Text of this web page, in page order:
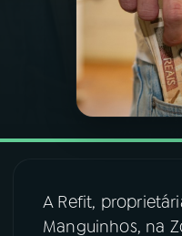
PROGRAMAS
PODCASTS
07ÚLTIMAS
A Refit,
Manguinhos, na